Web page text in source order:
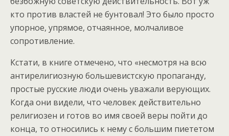
кто против властей не бунтовал! Это было просто
упорное, упрямое, отчаянное, молчаливое
сопротивление.
Кстати, в книге отмечено, что «несмотря на всю
антирелигиозную большевистскую пропаганду,
простые русские люди очень уважали верующих.
Когда они видели, что человек действительно
религиозен и готов во имя своей веры пойти до
конца, то относились к нему с большим пиететом